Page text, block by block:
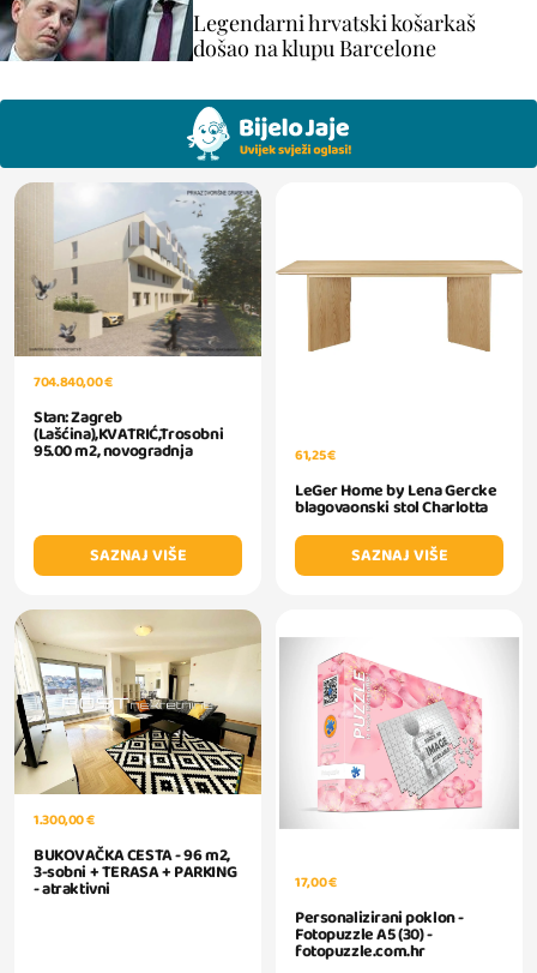
Legendarni hrvatski košarkaš
došao na klupu Barcelone
704.840,00 €
Stan: Zagreb
(Lašćina),KVATRIĆ,Trosobni
95.00 m2, novogradnja
SAZNAJ VIŠE
61,25 €
LeGer Home by Lena Gercke
blagovaonski stol Charlotta
SAZNAJ VIŠE
1.300,00 €
BUKOVAČKA CESTA - 96 m2,
3-sobni + TERASA + PARKING
- atraktivni 17,00 €
Personalizirani poklon -
Fotopuzzle A5 (30) -
fotopuzzle.com.hr